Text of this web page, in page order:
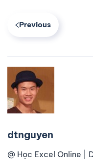
Previous
dtnguyen
@ Học Excel Online |